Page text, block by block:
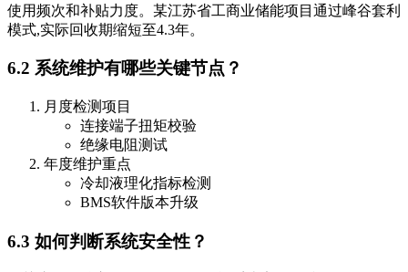
使用频次和补贴力度。某江苏省工商业储能项目通过峰谷套利
模式,实际回收期缩短至4.3年。
6.2 系统维护有哪些关键节点？
月度检测项目
连接端子扭矩校验
绝缘电阻测试
年度维护重点
冷却液理化指标检测
BMS软件版本升级
6.3 如何判断系统安全性？